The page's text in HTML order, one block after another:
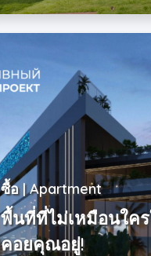
ซื้อ | Apartment
พื้นที่ที่ไม่เหมือนใค
คอยคุณอยู่!